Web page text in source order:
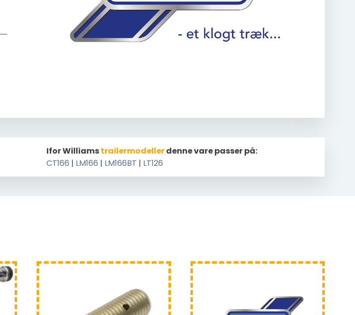
Ifor Williamstrailermodellerdenne vare passer på:
CT166 | LM166 | LM166BT | LT126